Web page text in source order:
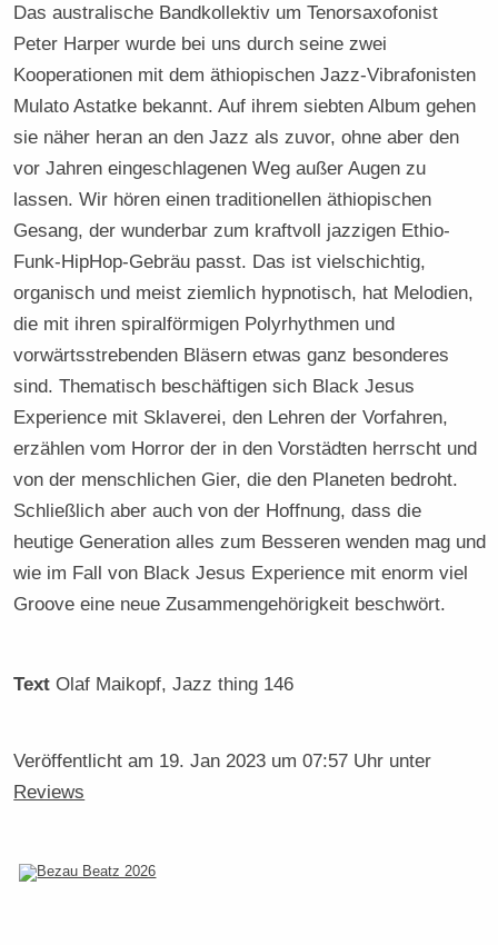
Das australische Bandkollektiv um Tenorsaxofonist
Peter Harper wurde bei uns durch seine zwei
Kooperationen mit dem äthiopischen Jazz-Vibrafonisten
Mulato Astatke bekannt. Auf ihrem siebten Album gehen
sie näher heran an den Jazz als zuvor, ohne aber den
vor Jahren eingeschlagenen Weg außer Augen zu
lassen. Wir hören einen traditionellen äthiopischen
Gesang, der wunderbar zum kraftvoll jazzigen Ethio-
Funk-HipHop-Gebräu passt. Das ist vielschichtig,
organisch und meist ziemlich hypnotisch, hat Melodien,
die mit ihren spiralförmigen Polyrhythmen und
vorwärtsstrebenden Bläsern etwas ganz besonderes
sind. Thematisch beschäftigen sich Black Jesus
Experience mit Sklaverei, den Lehren der Vorfahren,
erzählen vom Horror der in den Vorstädten herrscht und
von der menschlichen Gier, die den Planeten bedroht.
Schließlich aber auch von der Hoffnung, dass die
heutige Generation alles zum Besseren wenden mag und
wie im Fall von Black Jesus Experience mit enorm viel
Groove eine neue Zusammengehörigkeit beschwört.
Text Olaf Maikopf, Jazz thing 146
Veröffentlicht am 19. Jan 2023 um 07:57 Uhr unter
Reviews